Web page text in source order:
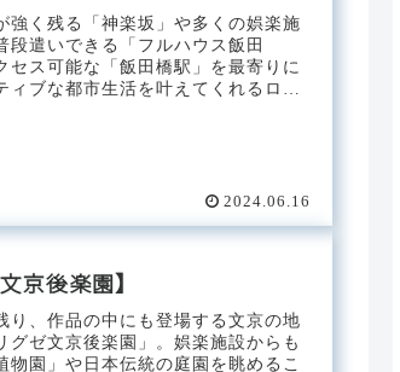
強く残る「神楽坂」や多くの娯楽施
段遣いできる「フルハウス飯田
セス可能な「飯田橋駅」を最寄りに
ブな都市生活を叶えてくれるロケ
2024.06.16
京後楽園】
り、作品の中にも登場する文京の地
グゼ文京後楽園」。娯楽施設からも
物園」や日本伝統の庭園を眺めるこ